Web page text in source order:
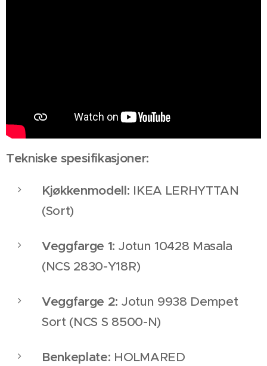
Tekniske spesifikasjoner:
Kjøkkenmodell: IKEA LERHYTTAN
(Sort)
Veggfarge 1: Jotun 10428 Masala
(NCS 2830-Y18R)
Veggfarge 2: Jotun 9938 Dempet
Sort (NCS S 8500-N)
Benkeplate: HOLMARED